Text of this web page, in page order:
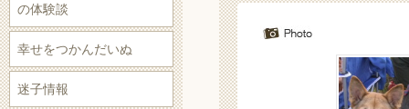
の体験談
幸せをつかんだいぬ
迷子情報